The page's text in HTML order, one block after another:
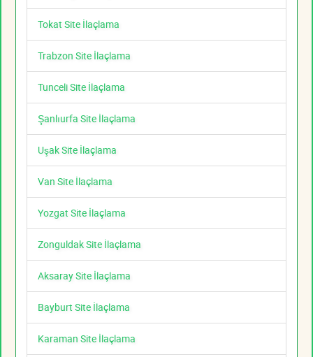
Tokat Site İlaçlama
Trabzon Site İlaçlama
Tunceli Site İlaçlama
Şanlıurfa Site İlaçlama
Uşak Site İlaçlama
Van Site İlaçlama
Yozgat Site İlaçlama
Zonguldak Site İlaçlama
Aksaray Site İlaçlama
Bayburt Site İlaçlama
Karaman Site İlaçlama